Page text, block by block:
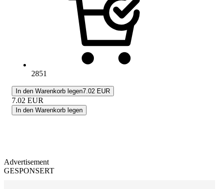
2851
In den Warenkorb legen7.02 EUR
7.02 EUR
In den Warenkorb legen
Advertisement
GESPONSERT